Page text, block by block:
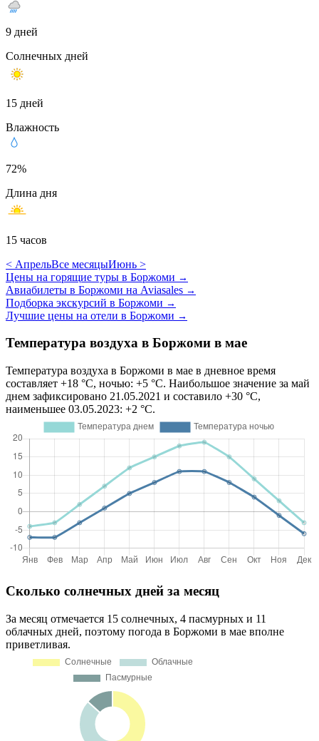
9 дней
Солнечных дней
15 дней
Влажность
72%
Длина дня
15 часов
< АпрельВсе месяцыИюнь >
Цены на горящие туры в Боржоми →
Авиабилеты в Боржоми на Aviasales →
Подборка экскурсий в Боржоми →
Лучшие цены на отели в Боржоми →
Температура воздуха в Боржоми в мае
Температура воздуха в Боржоми в мае в дневное время
составляет +18 °C, ночью: +5 °C. Наибольшое значение за май
днем зафиксировано 21.05.2021 и составило +30 °C,
наименьшее 03.05.2023: +2 °C.
Сколько солнечных дней за месяц
За месяц отмечается 15 солнечных, 4 пасмурных и 11
облачных дней, поэтому погода в Боржоми в мае вполне
приветливая.